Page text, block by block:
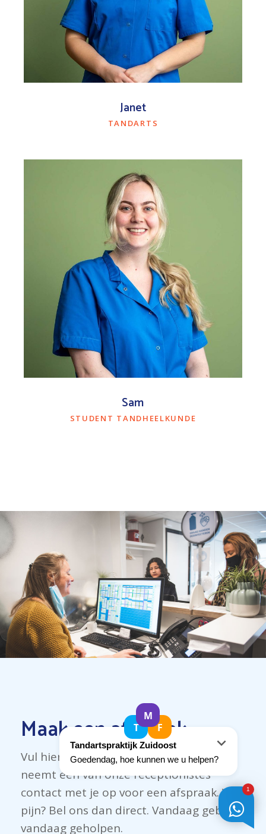
Janet
TANDARTS
Sam
STUDENT TANDHEELKUNDE
Maak een afspraak
Vul hieronder je gegevens in en dan
neemt een van onze receptionistes
contact met je op voor een afspraak. Veel
pijn? Bel ons dan direct. Vandaag gebeld,
vandaag geholpen.